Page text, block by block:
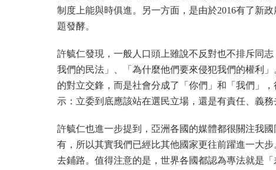
制度上能與時俱進。另一方面，是由於2016有了新
題發酵。
許毓仁發現，一般人口頭上雖說不反對也不排斥同
我們的民法」、「為什麼他們要來侵犯我們的權利
的對立交鋒，而是社會分成了「你們」和「我們」
示：立委到底應該站在選民立場，還是有責任、義
許毓仁也進一步提到，亞洲各國的媒體都很關注我
有，所以其實我們已經比其他國家更往前躍進一大
去鋪路。值得注意的是，世界各國都認為專法就是